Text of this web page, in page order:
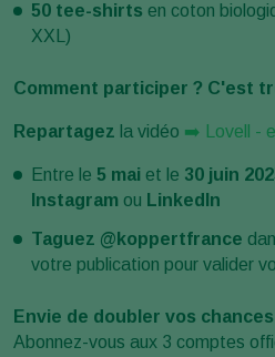
50 tee-shirts en coton
XXL)
Comment participer ? C'est
Repartagez la vidéo ➡️ Lovell -
Entre le 5 mai et le 30 juin
Instagram ou LinkedIn
Taguez @koppertfrance
votre publication pour valider
Envie de doubler vos chances
Abonnez-vous aux 3 comptes